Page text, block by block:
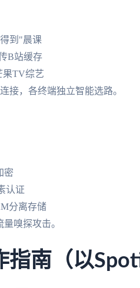
到"晨课
B站缓存
果TV综艺
接，各终端独立智能选路。
密
认证
分离存储
嗅探攻击。
指南（以